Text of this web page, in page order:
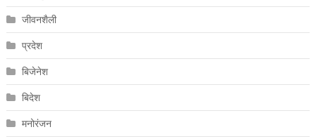
जीवनशैली
प्रदेश
बिजेनेश
बिदेश
मनोरंजन